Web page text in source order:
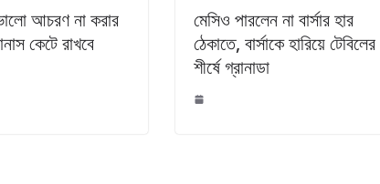
আচরণ না করার
কেটে রাখবে
মেসিও পারলেন না বার্সার হার
ঠেকাতে, বার্সাকে হারিয়ে টেবিলের
শীর্ষে গ্রানাডা